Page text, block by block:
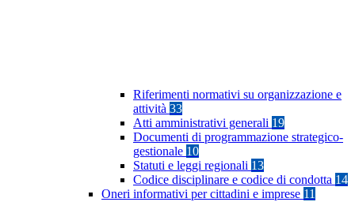
Riferimenti normativi su organizzazione e
attività 33
Atti amministrativi generali 19
Documenti di programmazione strategico-
gestionale 10
Statuti e leggi regionali 13
Codice disciplinare e codice di condotta 14
Oneri informativi per cittadini e imprese 11